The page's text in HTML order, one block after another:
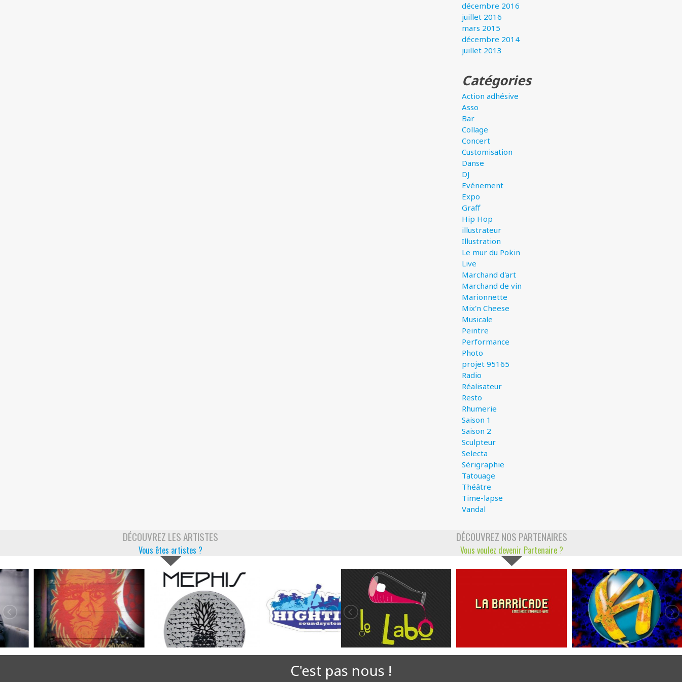
décembre 2016
juillet 2016
mars 2015
décembre 2014
juillet 2013
Catégories
Action adhésive
Asso
Bar
Collage
Concert
Customisation
Danse
DJ
Evénement
Expo
Graff
Hip Hop
illustrateur
Illustration
Le mur du Pokin
Live
Marchand d'art
Marchand de vin
Marionnette
Mix'n Cheese
Musicale
Peintre
Performance
Photo
projet 95165
Radio
Réalisateur
Resto
Rhumerie
Saison 1
Saison 2
Sculpteur
Selecta
Sérigraphie
Tatouage
Théâtre
Time-lapse
Vandal
DÉCOUVREZ LES ARTISTES
Vous êtes artistes ?
DÉCOUVREZ NOS PARTENAIRES
Vous voulez devenir Partenaire ?
C'est pas nous !